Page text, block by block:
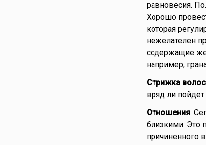
равновесия.
Хорошо
которая
нежелателен
содержащие
например,
Стрижка волос
вряд ли пойдет
Отношения:
близкими. Это
причиненного